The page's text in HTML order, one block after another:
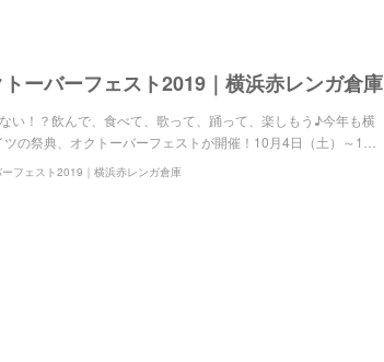
ーバーフェスト2019｜横浜赤レンガ倉庫
い！？飲んで、食べて、歌って、踊って、楽しもう♪今年も横
の祭典、オクトーバーフェストが開催！10月4日（土）～1…
フェスト2019｜横浜赤レンガ倉庫